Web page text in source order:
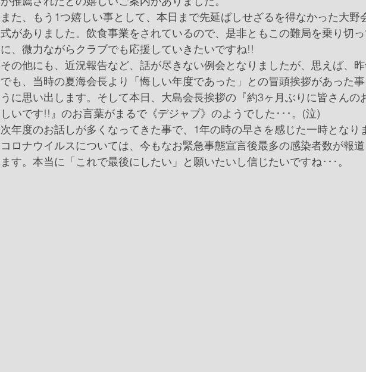
また、もう1つ嬉しい事として、本日まで先延ばしせざるを得なかった大野
式がありました。飲食事業をされているので、是非ともこの難局を乗り切
に、微力ながらクラブでも応援していきたいですね!!
その他にも、近況報告など、話が尽きない例会となりましたが、思えば、
でも、当時の夏海会長より「悔しい年度であった」との冒頭挨拶があった
うに思い出します。そして本日、大島会長挨拶の『約3ヶ月ぶりに皆さんの
しいです!!』のお言葉がまるで《デジャブ》のようでした･･･。(泣)
次年度のお話しが多くなってきた事で、1年の時の早さを感じた一時となり
コロナウイルスについては、今もなお緊急事態宣言後最多の感染者数が報
ます。本当に「これで最後にしたい」と願いたいし信じたいですね･･･。